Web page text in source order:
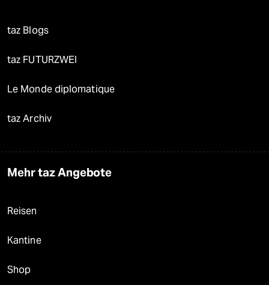
taz Blogs
taz FUTURZWEI
Le Monde diplomatique
taz Archiv
Mehr taz Angebote
Reisen
Kantine
Shop